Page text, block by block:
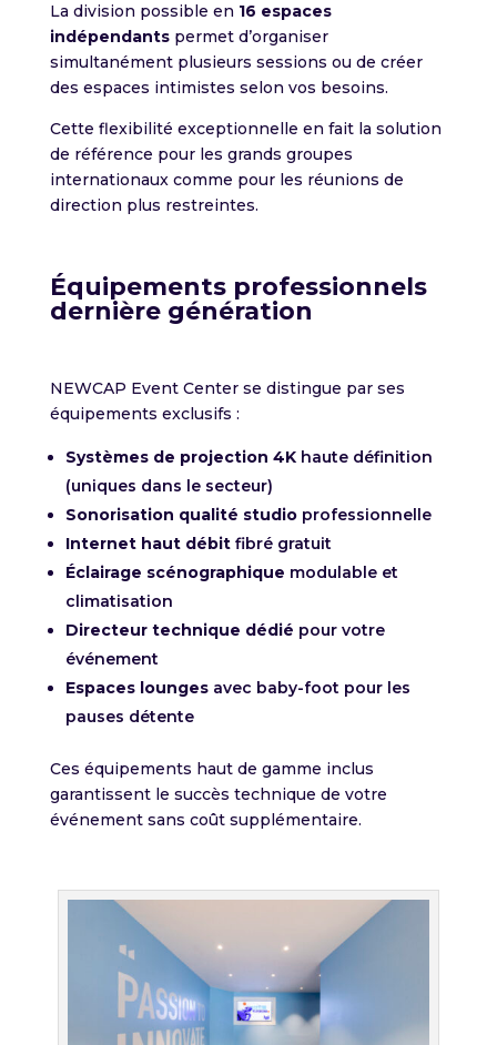
La division possible en 16 espaces
indépendantspermet d’organiser
simultanément plusieurs sessions ou de créer
des espaces intimistes selon vos besoins.
Cette flexibilité exceptionnelle en fait la solution
de référence pour les grands groupes
internationaux comme pour les réunions de
direction plus restreintes.
Équipements professionnels
dernière génération
NEWCAP Event Center se distingue par ses
équipements exclusifs :
Systèmes de projection 4Khaute définition
(uniques dans le secteur)
Sonorisation qualité studioprofessionnelle
Internet haut débitfibré gratuit
Éclairage scénographique modulable et
climatisation
Directeur technique dédié pour votre
événement
Espaces loungesavec baby-foot pour les
pauses détente
Ces équipements haut de gamme inclus
garantissent le succès technique de votre
événement sans coût supplémentaire.